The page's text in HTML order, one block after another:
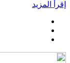
إقرأ المزيد